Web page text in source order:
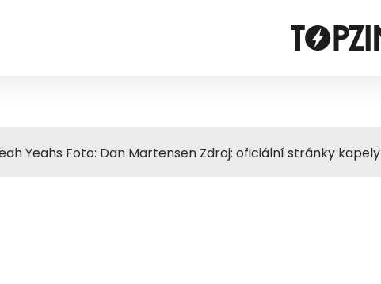
Yeahs Foto: Dan Martensen Zdroj: oficiální stránky kapely